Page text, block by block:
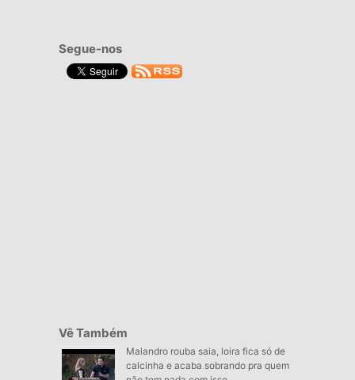
Segue-nos
Vê Também
Malandro rouba saia, loira fica só de
calcinha e acaba sobrando pra quem